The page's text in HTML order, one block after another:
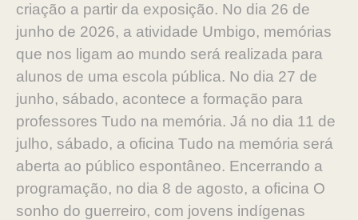
criação a partir da exposição. No dia 26 de
junho de 2026, a atividade Umbigo, memórias
que nos ligam ao mundo será realizada para
alunos de uma escola pública. No dia 27 de
junho, sábado, acontece a formação para
professores Tudo na memória. Já no dia 11 de
julho, sábado, a oficina Tudo na memória será
aberta ao público espontâneo. Encerrando a
programação, no dia 8 de agosto, a oficina O
sonho do guerreiro, com jovens indígenas